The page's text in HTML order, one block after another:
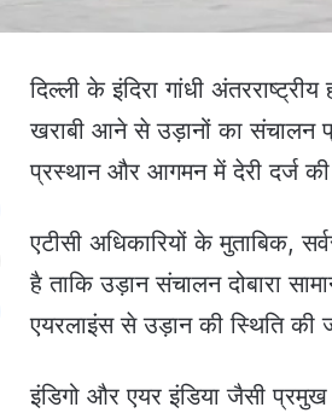
दिल्ली के इंदिरा गांधी
खराबी आने से उड़ानों का संचालन
प्रस्थान और आगमन में देरी दर्ज
एटीसी अधिकारियों के मुताबिक,
है ताकि उड़ान संचालन दोबारा
एयरलाइंस से उड़ान की स्थिति की
इंडिगो और एयर इंडिया जैसी